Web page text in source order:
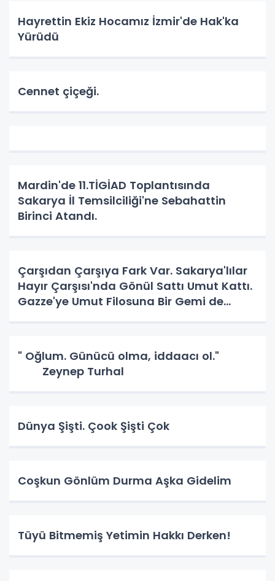
Hayrettin Ekiz Hocamız İzmir'de Hak'ka
Yürüdü
Cennet çiçeği.
Mardin'de 11.TİGİAD Toplantısında
Sakarya İl Temsilciliği'ne Sebahattin
Birinci Atandı.
Çarşıdan Çarşıya Fark Var. Sakarya'lılar
Hayır Çarşısı'nda Gönül Sattı Umut Kattı.
Gazze'ye Umut Filosuna Bir Gemi de
" Oğlum. Günücü olma, iddaacı ol."
Zeynep Turhal
Dünya Şişti. Çook Şişti Çok
Coşkun Gönlüm Durma Aşka Gidelim
Tüyü Bitmemiş Yetimin Hakkı Derken!